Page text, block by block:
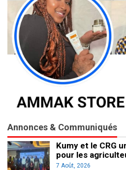
Annonces & Communiqués
Kumy et le CRG
pour les
7 Août, 2026